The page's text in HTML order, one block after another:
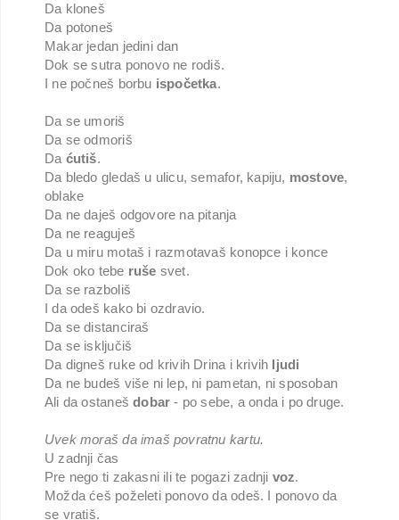
Da kloneš
Da potoneš
Makar jedan jedini dan
Dok se sutra ponovo ne rodiš.
I ne počneš borbu ispočetka.
Da se umoriš
Da se odmoriš
Da ćutiš.
Da bledo gledaš u ulicu, semafor, kapiju, mostove,
oblake
Da ne daješ odgovore na pitanja
Da ne reaguješ
Da u miru motaš i razmotavaš konopce i konce
Dok oko tebe ruše svet.
Da se razboliš
I da odeš kako bi ozdravio.
Da se distanciraš
Da se isključiš
Da digneš ruke od krivih Drina i krivih ljudi
Da ne budeš više ni lep, ni pametan, ni sposoban
Ali da ostanešdobar- po sebe, a onda i po druge.
Uvek moraš da imaš povratnu kartu.
U zadnji čas
Pre nego ti zakasni ili te pogazi zadnji voz.
Možda ćeš poželeti ponovo da odeš. I ponovo da
se vratiš.